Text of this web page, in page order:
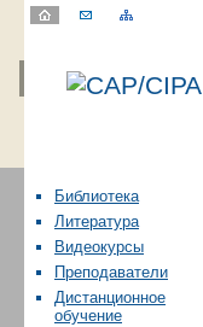
Библиотека
Литература
Видеокурсы
Преподаватели
Дистанционное
обучение